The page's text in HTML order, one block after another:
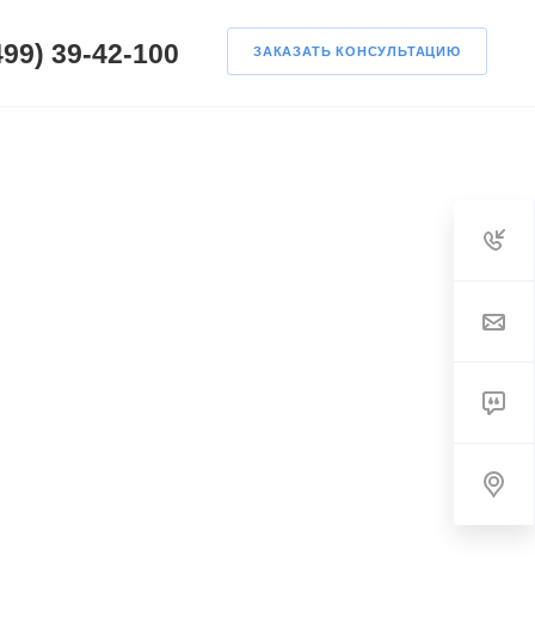
ЗАКАЗАТЬ КОНСУЛЬТАЦИЮ
39-42-100